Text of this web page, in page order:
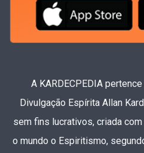
A KARDECPEDIA
Divulgação Espírita Allan
sem fins lucrativos, criada
o mundo o Espiritismo,